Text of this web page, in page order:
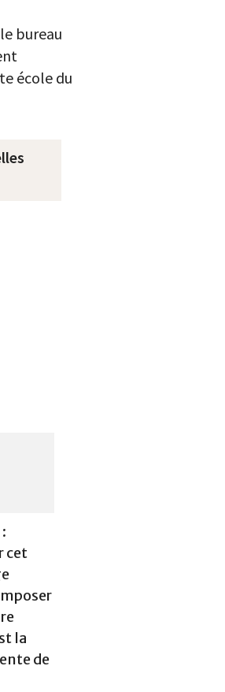
bureau
école du
cet
la
de